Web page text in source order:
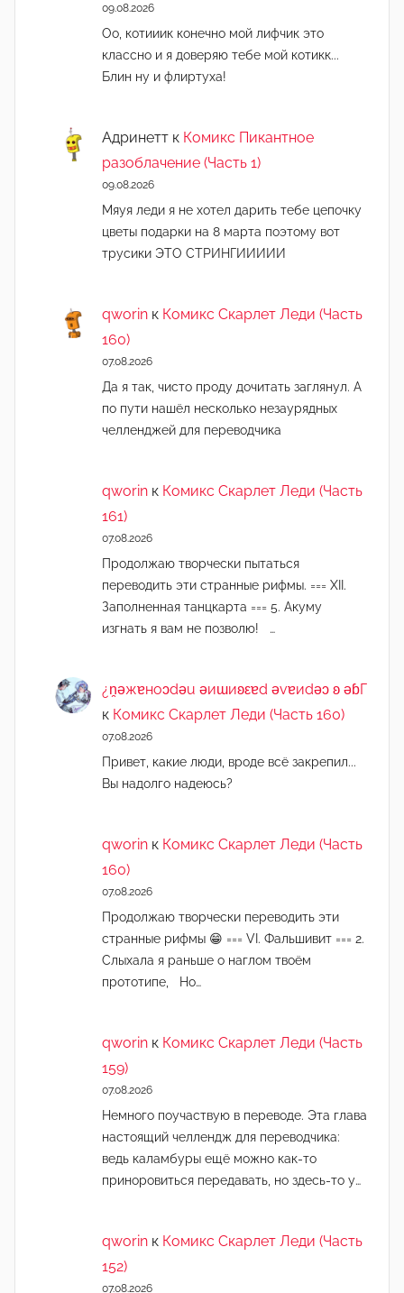
09.08.2026
Оо, котииик конечно мой лифчик это
классно и я доверяю тебе мой котикк...
Блин ну и флиртуха!
Адринетт к Комикс Пикантное
разоблачение (Часть 1)
09.08.2026
Мяуя леди я не хотел дарить тебе цепочку
цветы подарки на 8 марта поэтому вот
трусики ЭТО СТРИНГИИИИИ
qworin к Комикс Скарлет Леди (Часть
160)
07.08.2026
Да я так, чисто проду дочитать заглянул. А
по пути нашёл несколько незаурядных
челленджей для переводчика
qworin к Комикс Скарлет Леди (Часть
161)
07.08.2026
Продолжаю творчески пытаться
переводить эти странные рифмы. === XII.
Заполненная танцкарта === 5. Акуму
изгнать я вам не позволю! …
¿n̯ǝжɐноɔdǝu ǝиɯиʚεɐd ǝvɐиdǝɔ ʚ ǝɓГ
к Комикс Скарлет Леди (Часть 160)
07.08.2026
Привет, какие люди, вроде всё закрепил...
Вы надолго надеюсь?
qworin к Комикс Скарлет Леди (Часть
160)
07.08.2026
Продолжаю творчески переводить эти
странные рифмы 😁 === VI. Фальшивит === 2.
Слыхала я раньше о наглом твоём
прототипе, Но…
qworin к Комикс Скарлет Леди (Часть
159)
07.08.2026
Немного поучаствую в переводе. Эта глава
настоящий челлендж для переводчика:
ведь каламбуры ещё можно как-то
приноровиться передавать, но здесь-то у…
qworin к Комикс Скарлет Леди (Часть
152)
07.08.2026